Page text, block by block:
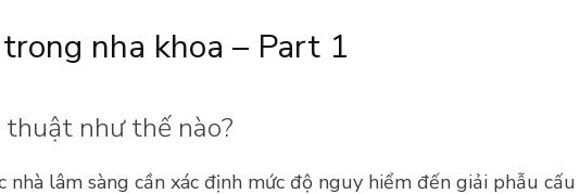
nha khoa – Part 1
như thế nào?
lâm sàng cần xác định mức độ nguy hiểm đến giải phẫu